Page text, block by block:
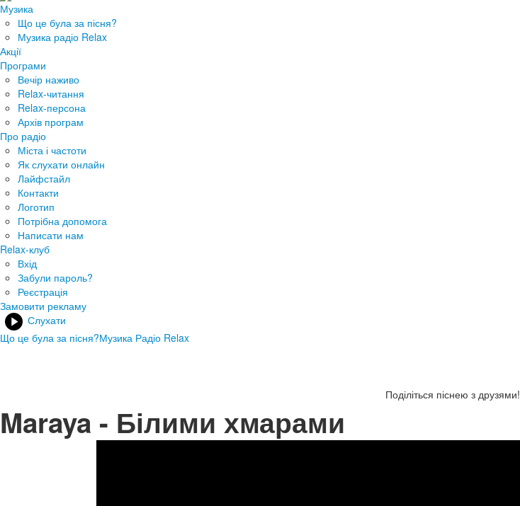
Музика
Що це була за пісня?
Музика радіо Relax
Акції
Програми
Вечір наживо
Relax-читання
Relax-персона
Архів програм
Про радіо
Міста і частоти
Як слухати онлайн
Лайфстайл
Контакти
Логотип
Потрібна допомога
Написати нам
Relax-клуб
Вхід
Забули пароль?
Реєстрація
Замовити рекламу
Слухати
Що це була за пісня?Музика Радіо Relax
Поділіться піснею з друзями!
Maraya - Білими хмарами